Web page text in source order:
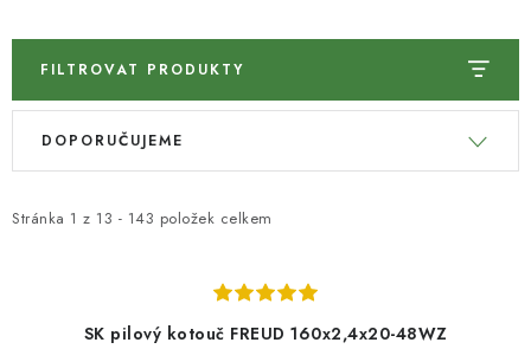
FILTROVAT PRODUKTY
V
i
Stránka 1 z 13 - 143 položek celkem
Ř
e
DOPORUČUJEME
SK pilový kotouč FREUD 160x2,4x20-48WZ